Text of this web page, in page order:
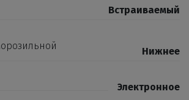
Встраиваемый
Нижнее
Электронное